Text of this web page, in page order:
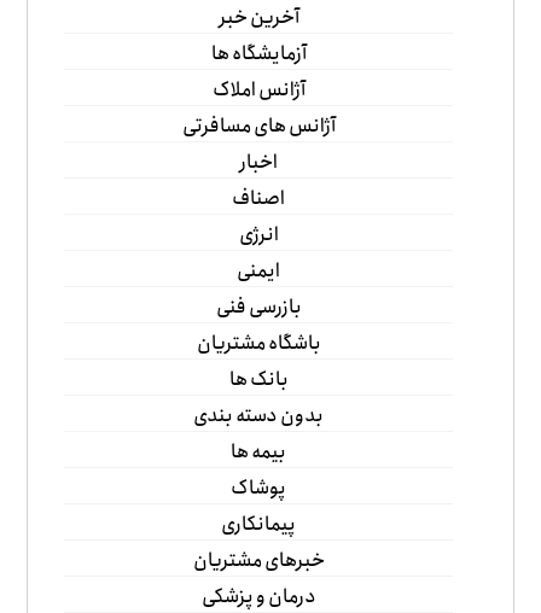
آخرین خبر
آزمایشگاه ها
آژانس املاک
آژانس های مسافرتی
اخبار
اصناف
انرژی
ایمنی
بازرسی فنی
باشگاه مشتریان
بانک ها
بدون دسته بندی
بیمه ها
پوشاک
پیمانکاری
خبرهای مشتریان
درمان و پزشکی